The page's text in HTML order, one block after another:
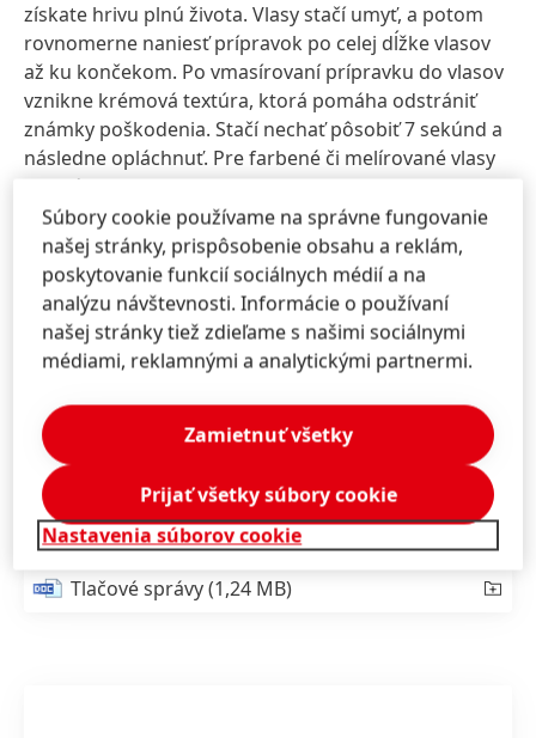
získate hrivu plnú života. Vlasy stačí umyť, a potom
rovnomerne naniesť prípravok po celej dĺžke vlasov
až ku končekom. Po vmasírovaní prípravku do vlasov
vznikne krémová textúra, ktorá pomáha odstrániť
známky poškodenia. Stačí nechať pôsobiť 7 sekúnd a
následne opláchnuť. Pre farbené či melírované vlasy
je ideálny GLISS 7 SEC COLOUR PERFECTOR s
brusnicovým extraktom a hyaluronovým komplexom.
V prípade namáhaných či poškodených vlasov zaistí
lesk a pružnosť GLISS 7 SEC OIL NUTRITIVE, vďaka
Omega 9 mastným kyselinám a marulovému oleju. A
GLISS 7 SEC ULTIMATE REPAIR s tekutým keratínom a
perlovým extraktom znižuje lámavosť poškodených a
*V porovnaní s poškodenými vlasmi.
Tlačové správy(1,24 MB)
Súbory cookie používame na správne fungovanie
našej stránky, prispôsobenie obsahu a reklám,
poskytovanie funkcií sociálnych médií a na
analýzu návštevnosti. Informácie o používaní
našej stránky tiež zdieľame s našimi sociálnymi
médiami, reklamnými a analytickými partnermi.
Nastavenia súborov cookie
Zamietnuť všetky
Prijať všetky súbory cookie